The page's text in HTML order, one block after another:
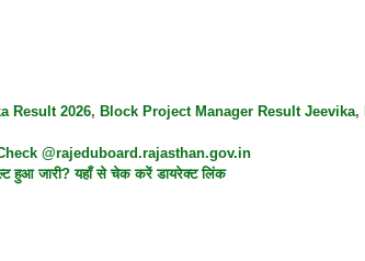
Result 2026, Block Project Manager Result Jeevika,
@rajeduboard.rajasthan.gov.in
जारी? यहाँ से चेक करें डायरेक्ट लिंक